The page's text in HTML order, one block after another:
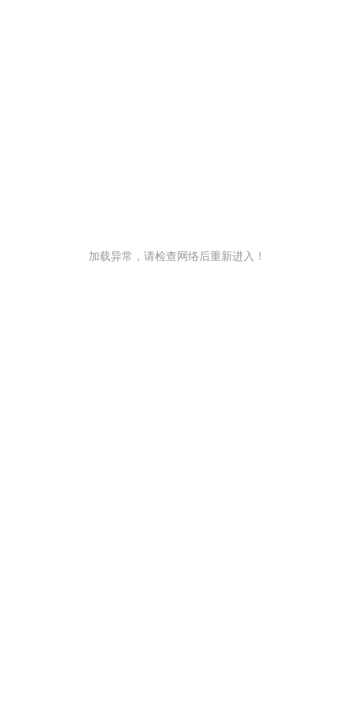
加载异常，请检查网络后重新进入！